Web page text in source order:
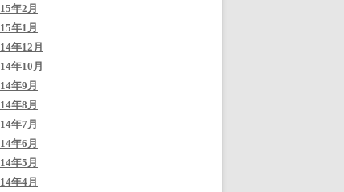
年2月
年1月
年12月
年10月
年9月
年8月
年7月
年6月
年5月
年4月